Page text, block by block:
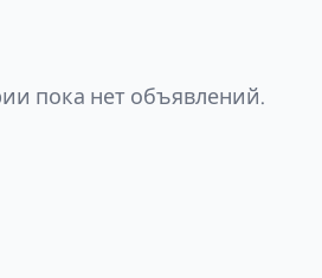
пока нет объявлений.